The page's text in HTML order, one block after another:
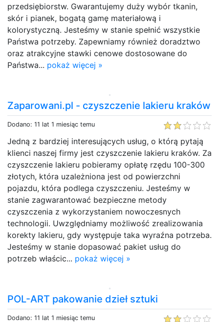
przedsiębiorstw. Gwarantujemy duży wybór tkanin,
skór i pianek, bogatą gamę materiałową i
kolorystyczną. Jesteśmy w stanie spełnić wszystkie
Państwa potrzeby. Zapewniamy również doradztwo
oraz atrakcyjne stawki cenowe dostosowane do
Państwa... pokaż więcej »
Zaparowani.pl - czyszczenie lakieru kraków
Dodano: 11 lat 1 miesiąc temu
Jedną z bardziej interesujących usług, o którą pytają
klienci naszej firmy jest czyszczenie lakieru kraków. Za
czyszczenie lakieru pobieramy opłatę rzędu 100-300
złotych, która uzależniona jest od powierzchni
pojazdu, która podlega czyszczeniu. Jesteśmy w
stanie zagwarantować bezpieczne metody
czyszczenia z wykorzystaniem nowoczesnych
technologii. Uwzględniamy możliwość zrealizowania
korekty lakieru, gdy występuje taka wyraźna potrzeba.
Jesteśmy w stanie dopasować pakiet usług do
potrzeb właścic... pokaż więcej »
POL-ART pakowanie dzieł sztuki
Dodano: 11 lat 1 miesiąc temu